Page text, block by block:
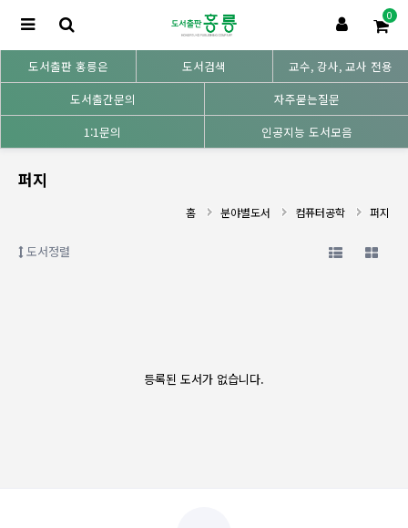
0
도서출판 홍릉은 도서검색
교수, 강사, 교사 전용
도서출간문의
자주묻는질문
1:1문의
인공지능 도서모음
퍼지
홈 분야별도서 컴퓨터공학 퍼지
도서정렬
등록된 도서가 없습니다.